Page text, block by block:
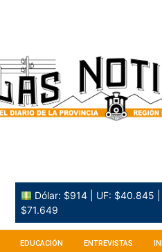
Dólar: $914 | UF: $40.845 |
$71.649
EDUCACIÓN ENTREVISTAS